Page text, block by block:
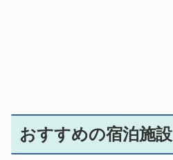
おすすめの宿泊施設